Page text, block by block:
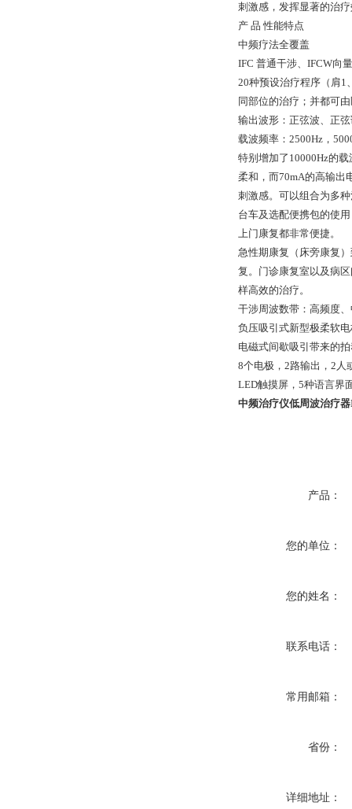
刺激感，发挥显著的治
产 品 性能特点
中频疗法全覆盖
IFC 普通干涉、IFCW向
20种预设治疗程序（肩1
同部位的治疗；并都可
输出波形：正弦波、正
载波频率：2500Hz，
特别增加了10000Hz的
柔和，而70mA的高输出
刺激感。可以组合为多
台车及选配便携包的使
上门康复都非常便捷。
急性期康复（床旁康复
复。门诊康复室以及病
样高效的治疗。
干涉周波数带：高频度
负压吸引式新型极柔软
电磁式间歇吸引带来的
8个电极，2路输出，2人
LED触摸屏，5种语言界
中频治疗仪低周波治疗
产品：
您的单位：
您的姓名：
联系电话：
常用邮箱：
省份：
详细地址：